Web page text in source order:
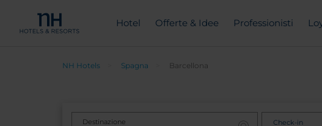
Hotel Offerte & Idee Professionisti
NH Hotels Spagna Barcellona
Destinazione Check-in